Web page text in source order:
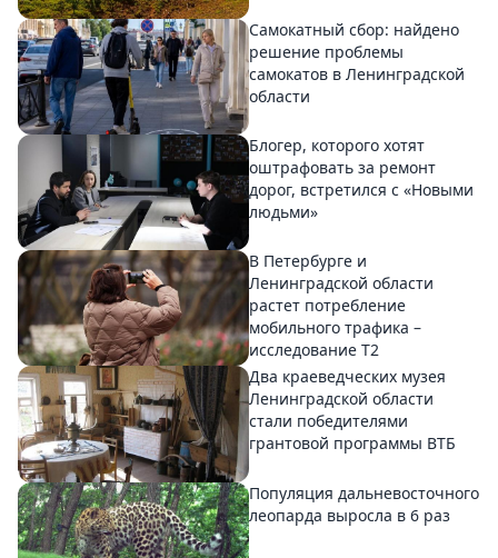
Самокатный сбор: найдено
решение проблемы
самокатов в Ленинградской
области
Блогер, которого хотят
оштрафовать за ремонт
дорог, встретился с «Новыми
людьми»
В Петербурге и
Ленинградской области
растет потребление
мобильного трафика –
исследование T2
Два краеведческих музея
Ленинградской области
стали победителями
грантовой программы ВТБ
Популяция дальневосточного
леопарда выросла в 6 раз